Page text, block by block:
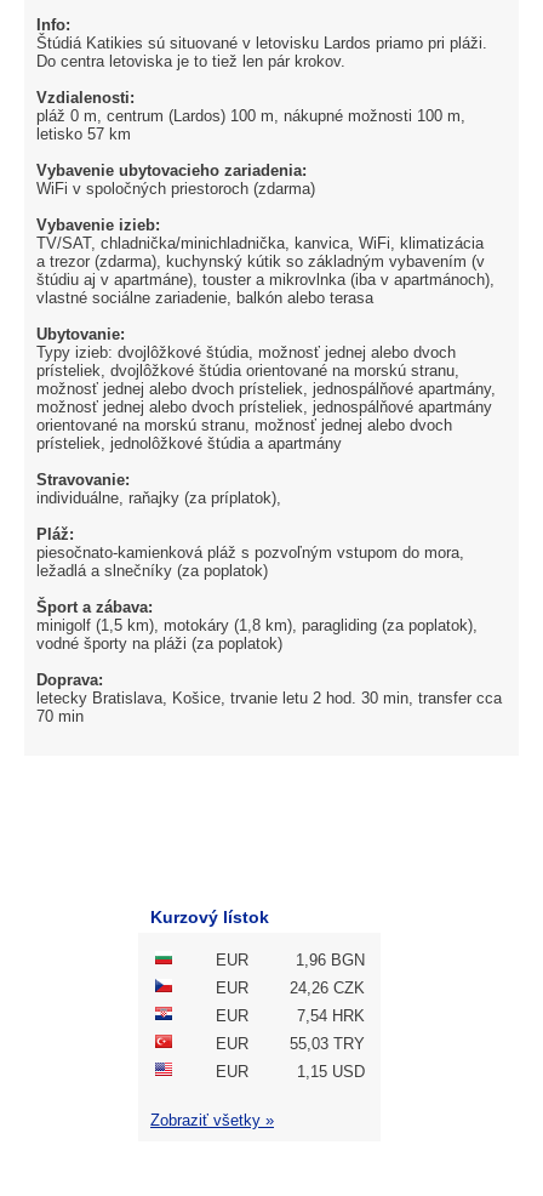
Info:
Štúdiá Katikies sú situované v letovisku Lardos priamo pri pláži.
Do centra letoviska je to tiež len pár krokov.
Vzdialenosti:
pláž 0 m, centrum (Lardos) 100 m, nákupné možnosti 100 m,
letisko 57 km
Vybavenie ubytovacieho zariadenia:
WiFi v spoločných priestoroch (zdarma)
Vybavenie izieb:
TV/SAT, chladnička/minichladnička, kanvica, WiFi, klimatizácia
a trezor (zdarma), kuchynský kútik so základným vybavením (v
štúdiu aj v apartmáne), touster a mikrovlnka (iba v apartmánoch),
vlastné sociálne zariadenie, balkón alebo terasa
Ubytovanie:
Typy izieb: dvojlôžkové štúdia, možnosť jednej alebo dvoch
prísteliek, dvojlôžkové štúdia orientované na morskú stranu,
možnosť jednej alebo dvoch prísteliek, jednospálňové apartmány,
možnosť jednej alebo dvoch prísteliek, jednospálňové apartmány
orientované na morskú stranu, možnosť jednej alebo dvoch
prísteliek, jednolôžkové štúdia a apartmány
Stravovanie:
individuálne, raňajky (za príplatok),
Pláž:
piesočnato-kamienková pláž s pozvoľným vstupom do mora,
ležadlá a slnečníky (za poplatok)
Šport a zábava:
minigolf (1,5 km), motokáry (1,8 km), paragliding (za poplatok),
vodné športy na pláži (za poplatok)
Doprava:
letecky Bratislava, Košice, trvanie letu 2 hod. 30 min, transfer cca
70 min
Kurzový lístok
EUR
1,96 BGN
EUR
24,26 CZK
EUR
7,54 HRK
EUR
55,03 TRY
EUR
1,15 USD
Zobraziť všetky »